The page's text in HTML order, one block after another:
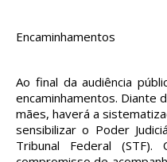
Encaminhamentos
Ao final da audiência
encaminhamentos. Diante
mães, haverá a
sensibilizar o Poder
Tribunal Federal (STF).